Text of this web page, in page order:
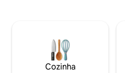
simplicidade da vida tropical e
preocupações se afastarem em
aconchegante ninho privado!
Cozinha